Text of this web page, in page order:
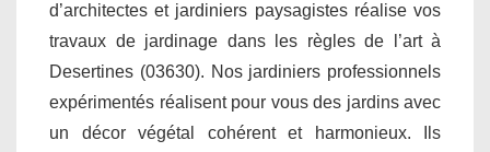
d’architectes et jardiniers paysagistes réalise vos
travaux de jardinage dans les règles de l’art à
Desertines (03630). Nos jardiniers professionnels
expérimentés réalisent pour vous des jardins avec
un décor végétal cohérent et harmonieux. Ils